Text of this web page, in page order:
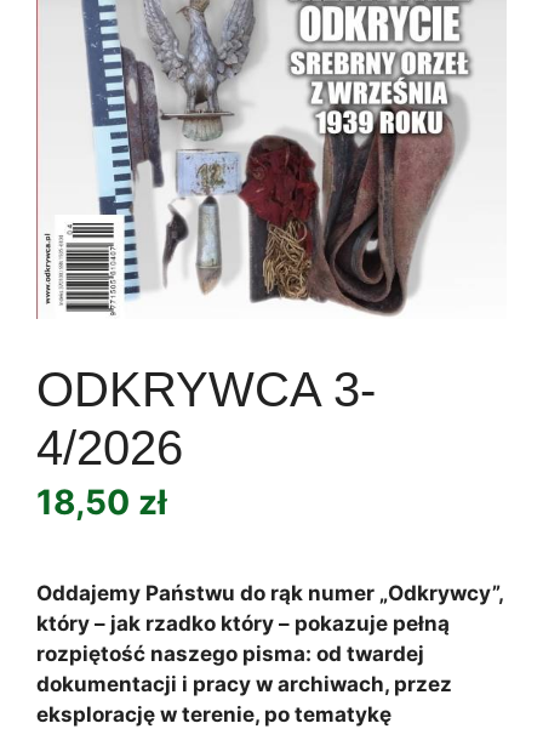
ODKRYWCA 3-
4/2026
18,50 zł
Oddajemy Państwu do rąk numer „Odkrywcy”,
który – jak rzadko który – pokazuje pełną
rozpiętość naszego pisma: od twardej
dokumentacji i pracy w archiwach, przez
eksplorację w terenie, po tematykę